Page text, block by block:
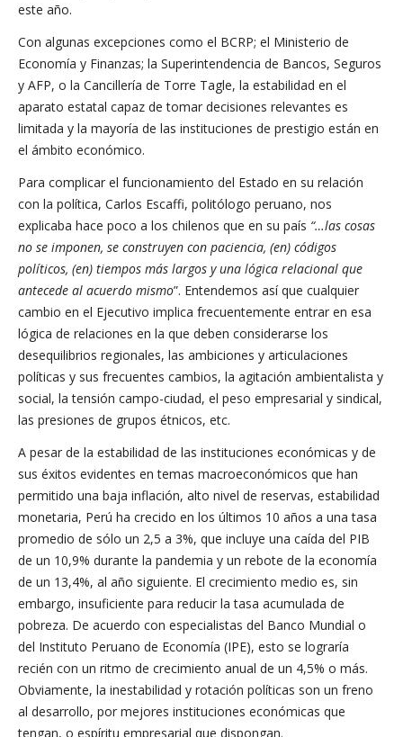
este año.
Con algunas excepciones como el BCRP; el Ministerio de
Economía y Finanzas; la Superintendencia de Bancos, Seguros
y AFP, o la Cancillería de Torre Tagle, la estabilidad en el
aparato estatal capaz de tomar decisiones relevantes es
limitada y la mayoría de las instituciones de prestigio están en
el ámbito económico.
Para complicar el funcionamiento del Estado en su relación
con la política, Carlos Escaffi, politólogo peruano, nos
explicaba hace poco a los chilenos que en su país “…las cosas
no se imponen, se construyen con paciencia, (en) códigos
políticos, (en) tiempos más largos y una lógica relacional que
antecede al acuerdo mismo”. Entendemos así que cualquier
cambio en el Ejecutivo implica frecuentemente entrar en esa
lógica de relaciones en la que deben considerarse los
desequilibrios regionales, las ambiciones y articulaciones
políticas y sus frecuentes cambios, la agitación ambientalista y
social, la tensión campo-ciudad, el peso empresarial y sindical,
las presiones de grupos étnicos, etc.
A pesar de la estabilidad de las instituciones económicas y de
sus éxitos evidentes en temas macroeconómicos que han
permitido una baja inflación, alto nivel de reservas, estabilidad
monetaria, Perú ha crecido en los últimos 10 años a una tasa
promedio de sólo un 2,5 a 3%, que incluye una caída del PIB
de un 10,9% durante la pandemia y un rebote de la economía
de un 13,4%, al año siguiente. El crecimiento medio es, sin
embargo, insuficiente para reducir la tasa acumulada de
pobreza. De acuerdo con especialistas del Banco Mundial o
del Instituto Peruano de Economía (IPE), esto se lograría
recién con un ritmo de crecimiento anual de un 4,5% o más.
Obviamente, la inestabilidad y rotación políticas son un freno
al desarrollo, por mejores instituciones económicas que
tengan, o espíritu empresarial que dispongan.